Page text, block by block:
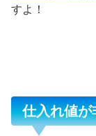
すよ！
仕入れ値